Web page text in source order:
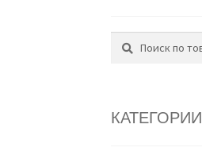
Искать:
Поиск
КАТЕГОРИИ